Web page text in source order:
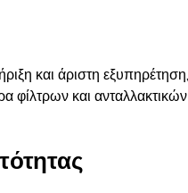
και άριστη
και